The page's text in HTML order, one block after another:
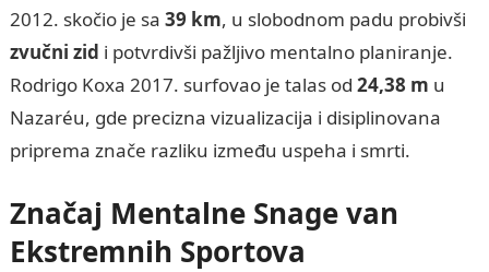
2012. skočio je sa 39 km, u slobodnom padu probivši
zvučni zid i potvrdivši pažljivo mentalno planiranje.
Rodrigo Koxa 2017. surfovao je talas od 24,38 m u
Nazaréu, gde precizna vizualizacija i disiplinovana
priprema znače razliku između uspeha i smrti.
Značaj Mentalne Snage van
Ekstremnih Sportova